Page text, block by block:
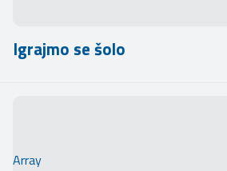
Igrajmo se šolo
Array